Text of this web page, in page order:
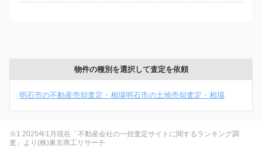
物件の種別を選択して査定を依頼
明石市の不動産売却査定・相場明石市の土地売却査定・相場
※1 2025年1月現在「不動産会社の一括査定サイトに関するランキング調
査」より(株)東京商工リサーチ